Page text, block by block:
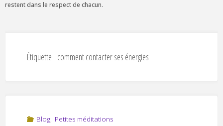
restent dans le respect de chacun.
Étiquette : comment contacter ses énergies
Blog, Petites méditations